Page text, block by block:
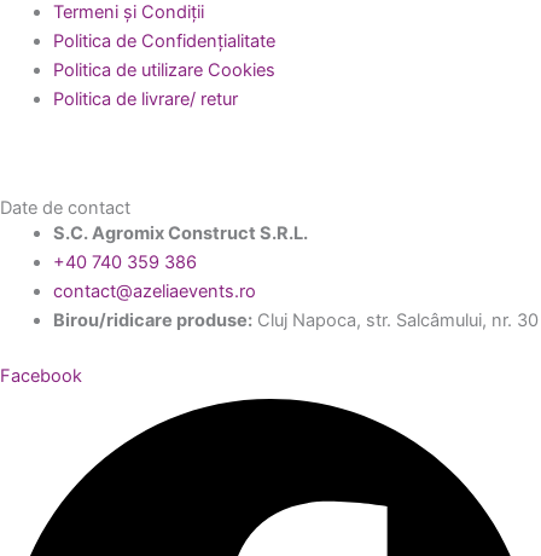
Termeni și Condiții
Politica de Confidențialitate
Politica de utilizare Cookies
Politica de livrare/ retur
Date de contact
S.C. Agromix Construct S.R.L.
+40 740 359 386
contact@azeliaevents.ro
Birou/ridicare produse:Cluj Napoca, str. Salcâmului, nr. 30
Facebook